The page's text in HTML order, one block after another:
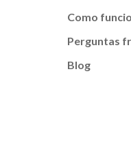
Como
Perguntas
Blog